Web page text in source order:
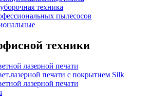
техника
пылесосов
техники
лазерной печати
печати с покрытием Silk
лазерной печати